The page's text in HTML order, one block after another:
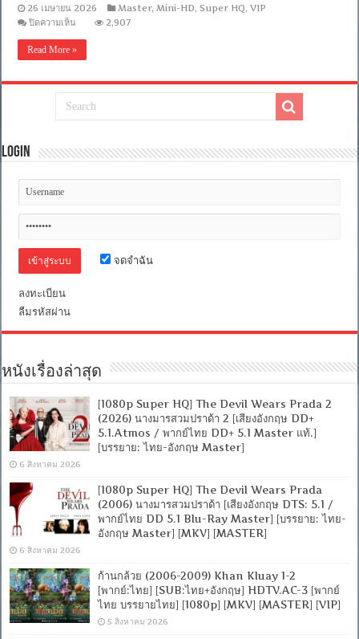
26 เมษายน 2026 Master,Mini-HD,Super HQ,VIP
ปิดความเห็นบน
ห่วง
สังหาร
NF.WEB-
DL.AAC5.1.H.264
(web-
[พากย์
[MKV]
[MASTER]
2,907
Read More »
Login
จดจำฉัน
ลงทะเบียน
ลืมรหัสผ่าน
หนังเรื่องล่าสุด
[1080p Super HQ] The Devil Wears Prada 2
(2026) นางมารสวมปราด้า 2 [เสียงอังกฤษ DD+
5.1.Atmos / พากย์ไทย DD+ 5.1 Master แท้.]
[บรรยาย: ไทย-อังกฤษ Master]
6 สิงหาคม 2026
[1080p Super HQ] The Devil Wears Prada
(2006) นางมารสวมปราด้า [เสียงอังกฤษ DTS: 5.1 /
พากย์ไทย DD 5.1 Blu-Ray Master] [บรรยาย: ไทย-
อังกฤษ Master] [MKV] [MASTER]
6 สิงหาคม 2026
ก้านกล้วย (2006-2009) Khan Kluay 1-2
[พากย์:ไทย] [SUB:ไทย+อังกฤษ] HDTV.AC-3 [พากย์
ไทย บรรยายไทย] [1080p] [MKV] [MASTER] [VIP]
5 สิงหาคม 2026